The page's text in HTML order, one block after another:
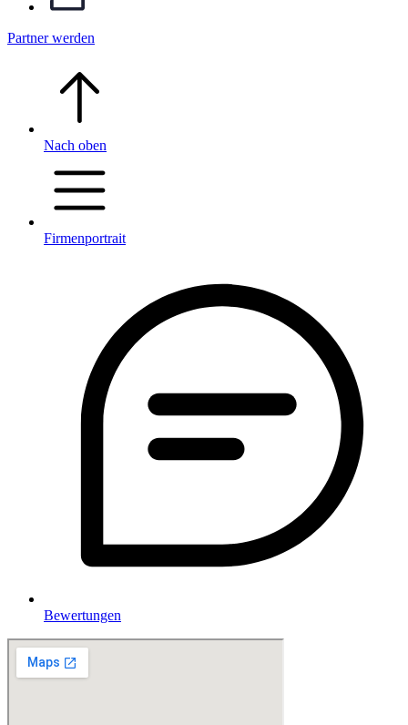
Partner werden
Nach oben
Firmenportrait
Bewertungen